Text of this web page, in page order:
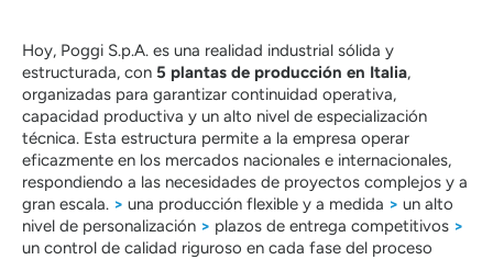
Hoy, Poggi S.p.A. es una realidad industrial sólida y
estructurada, con 5 plantas de producción en Italia,
organizadas para garantizar continuidad operativa,
capacidad productiva y un alto nivel de especialización
técnica. Esta estructura permite a la empresa operar
eficazmente en los mercados nacionales e internacionales,
respondiendo a las necesidades de proyectos complejos y a
gran escala. > una producción flexible y a medida > un alto
nivel de personalización > plazos de entrega competitivos >
un control de calidad riguroso en cada fase del proceso